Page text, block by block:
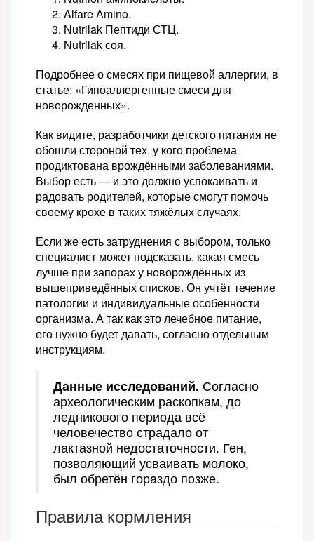
Alfare Amino.
Nutrilak Пептиди СТЦ.
Nutrilak соя.
Подробнее о смесях при пищевой аллергии, в
статье: «Гипоаллергенные смеси для
новорожденных».
Как видите, разработчики детского питания не
обошли стороной тех, у кого проблема
продиктована врождёнными заболеваниями.
Выбор есть — и это должно успокаивать и
радовать родителей, которые смогут помочь
своему крохе в таких тяжёлых случаях.
Если же есть затруднения с выбором, только
специалист может подсказать, какая смесь
лучше при запорах у новорождённых из
вышеприведённых списков. Он учтёт течение
патологии и индивидуальные особенности
организма. А так как это лечебное питание,
его нужно будет давать, согласно отдельным
инструкциям.
Данные исследований. Согласно
археологическим раскопкам, до
ледникового периода всё
человечество страдало от
лактазной недостаточности. Ген,
позволяющий усваивать молоко,
был обретён гораздо позже.
Правила кормления